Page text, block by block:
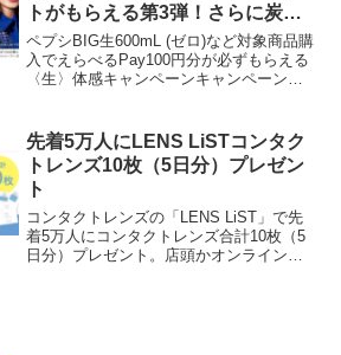
トがもらえる第3弾！さらに炭酸
ガチャでQUOカードPay当たる！
ペプシBIG生600mL (ゼロ)など対象商品購
入でえらべるPay100円分が必ずもらえる
〈生〉体感キャンペーンキャンペーンの
ガチャ対象店舗購入限定で総計5...
先着5万人にLENS LiSTコンタク
トレンズ10枚（5日分）プレゼン
ト
コンタクトレンズの「LENS LiST」で先
着5万人にコンタクトレンズ合計10枚（5
日分）プレゼント。店頭かオンラインシ